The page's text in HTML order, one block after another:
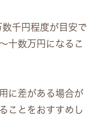
千円程度が目安で
十数万円になるこ
に差がある場合が
ことをおすすめし